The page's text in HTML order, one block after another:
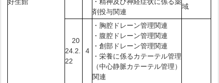
剤投与関連
域
20
24.2.
22
4
・胸腔ドレーン管理関連
・腹腔ドレーン管理関連
・創部ドレーン管理関連
・栄養に係るカテーテル管理
（中心静脈カテーテル管理）
関連